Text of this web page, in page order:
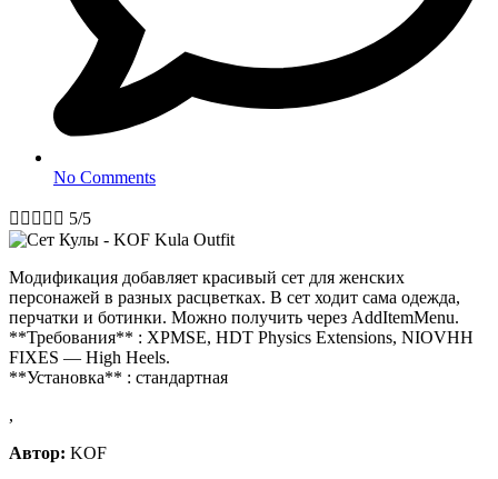
No Comments
     5/5
Модификация добавляет красивый сет для женских
персонажей в разных расцветках. В сет ходит сама одежда,
перчатки и ботинки. Можно получить через AddItemMenu.
**Требования** : XPMSE, HDT Physics Extensions, NIOVHH
FIXES — High Heels.
**Установка** : стандартная
,
Автор: KOF